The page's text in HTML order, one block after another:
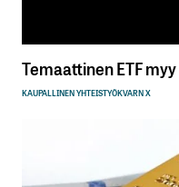
Temaattinen ETF
KAUPALLINEN YHTEISTYÖKVARN X